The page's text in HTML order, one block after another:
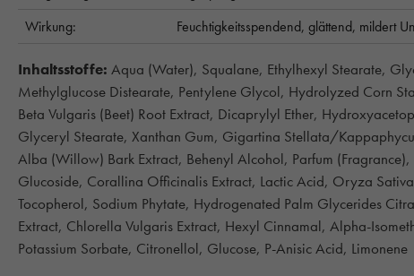
Wirkung:
Feuchtigkeitsspendend, glättend, mildert
Inhaltsstoffe: Aqua (Water), Squalane, Ethylhexyl Stearate,
Methylglucose Distearate, Pentylene Glycol, Hydrolyzed Corn
Beta Vulgaris (Beet) Root Extract, Dicaprylyl Ether,
Glyceryl Stearate, Xanthan Gum, Gigartina Stellata/
Alba (Willow) Bark Extract, Behenyl Alcohol, Parfum
Glucoside, Corallina Officinalis Extract, Lactic Acid, Oryza
Tocopherol, Sodium Phytate, Hydrogenated Palm Glycerides
Extract, Chlorella Vulgaris Extract, Hexyl Cinnamal, Alpha-
Potassium Sorbate, Citronellol, Glucose, P-Anisic Acid, Limonene